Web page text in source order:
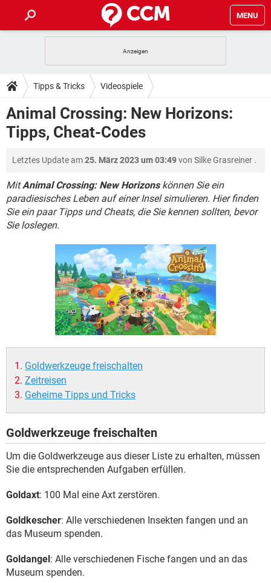
MENU
ANDROID IOS
WINDOWS 10 INSTAGRAM
WHATSAPP TIKTOK
TIPPS & TRICKS
SPIELE STREAMING
ANDROID IOS
WINDOWS 10
WHATSAPP TIKTOK
FACEBOOK HARDWARE
DOWNLOADS
SPIELE STREAMING
WHATSAPP TIKTOK
FACEBOOK HARDWARE
FORUM
SPIELE STREAMING
ANDROID IOS
WINDOWS 10 INSTAGRAM
WHATSAPP
HARDWARE
SPIELE STREAMING
ANDROID IOS
TIKTOK
HARDWARE
Tipps & Tricks Videospiele
Animal Crossing: New Horizons:
Tipps, Cheat-Codes
Letztes Update am25. März 2023 um 03:49von Silke Grasreiner .
MitAnimal Crossing: New Horizonskönnen Sie ein
paradiesisches Leben auf einer Insel simulieren. Hier finden
Sie ein paar Tipps und Cheats, die Sie kennen sollten, bevor
Sie loslegen.
Goldwerkzeuge freischalten
Zeitreisen
Geheime Tipps und Tricks
Goldwerkzeuge freischalten
Um die Goldwerkzeuge aus dieser Liste zu erhalten, müssen
Sie die entsprechenden Aufgaben erfüllen.
Goldaxt: 100 Mal eine Axt zerstören.
Goldkescher: Alle verschiedenen Insekten fangen und an
das Museum spenden.
Goldangel: Alle verschiedenen Fische fangen und an das
Museum spenden.